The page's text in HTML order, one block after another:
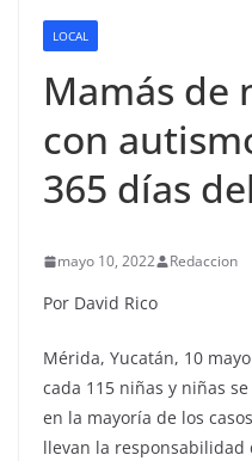
LOCAL
Mamás de
con
365 días
mayo 10, 2022 Redaccion
Por David Rico
Mérida, Yucatán, 10
cada 115 niñas y niñas
en la mayoría de los
llevan la responsabilidad